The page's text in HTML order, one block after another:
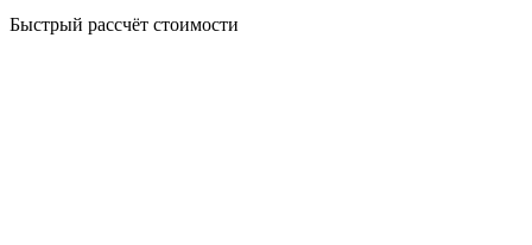
Быстрый рассчёт стоимости